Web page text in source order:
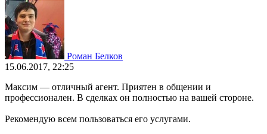
Роман Белков
15.06.2017, 22:25
Максим — отличный агент. Приятен в общении и
профессионален. В сделках он полностью на вашей стороне.
Рекомендую всем пользоваться его услугами.